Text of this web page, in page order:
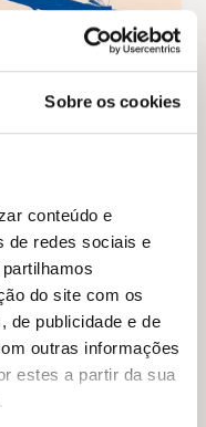
Sobre os cookies
conteúdo e
de redes sociais e
do site com os
de publicidade e de
outras informações
estes a partir da sua